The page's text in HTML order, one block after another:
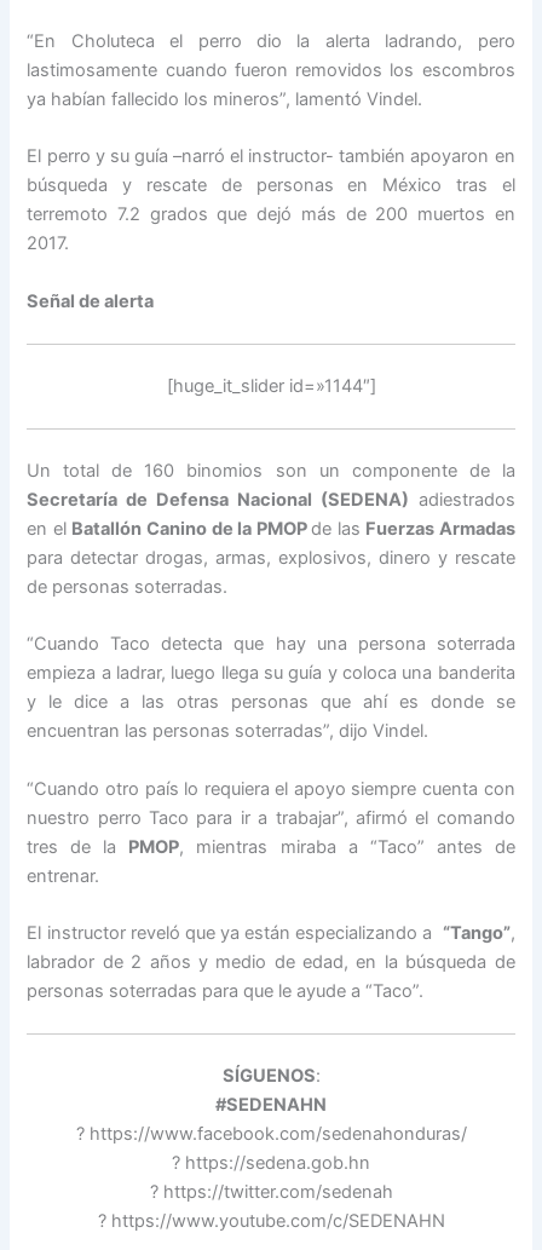
“En Choluteca el perro dio la alerta ladrando, pero
lastimosamente cuando fueron removidos los escombros
ya habían fallecido los mineros”, lamentó Vindel.
El perro y su guía –narró el instructor- también apoyaron en
búsqueda y rescate de personas en México tras el
terremoto 7.2 grados que dejó más de 200 muertos en
2017.
Señal de alerta
[huge_it_slider id=»1144″]
Un total de 160 binomios son un componente de la
Secretaría de Defensa Nacional (SEDENA) adiestrados
en el Batallón Canino de la PMOPde las Fuerzas Armadas
para detectar drogas, armas, explosivos, dinero y rescate
de personas soterradas.
“Cuando Taco detecta que hay una persona soterrada
empieza a ladrar, luego llega su guía y coloca una banderita
y le dice a las otras personas que ahí es donde se
encuentran las personas soterradas”, dijo Vindel.
“Cuando otro país lo requiera el apoyo siempre cuenta con
nuestro perro Taco para ir a trabajar”, afirmó el comando
tres de la PMOP, mientras miraba a “Taco” antes de
entrenar.
El instructor reveló que ya están especializando a “Tango”,
labrador de 2 años y medio de edad, en la búsqueda de
personas soterradas para que le ayude a “Taco”.
SÍGUENOS:
#SEDENAHN
? https://www.facebook.com/sedenahonduras/
? https://sedena.gob.hn
? https://twitter.com/sedenah
? https://www.youtube.com/c/SEDENAHN